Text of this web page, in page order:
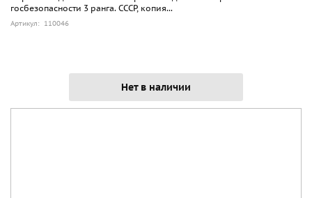
госбезопасности 3 ранга. СССР, копия...
Артикул: 110046
Нет в наличии